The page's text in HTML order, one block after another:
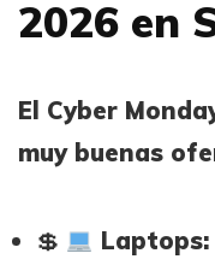
2026 en
El Cyber
muy buenas
Laptops: